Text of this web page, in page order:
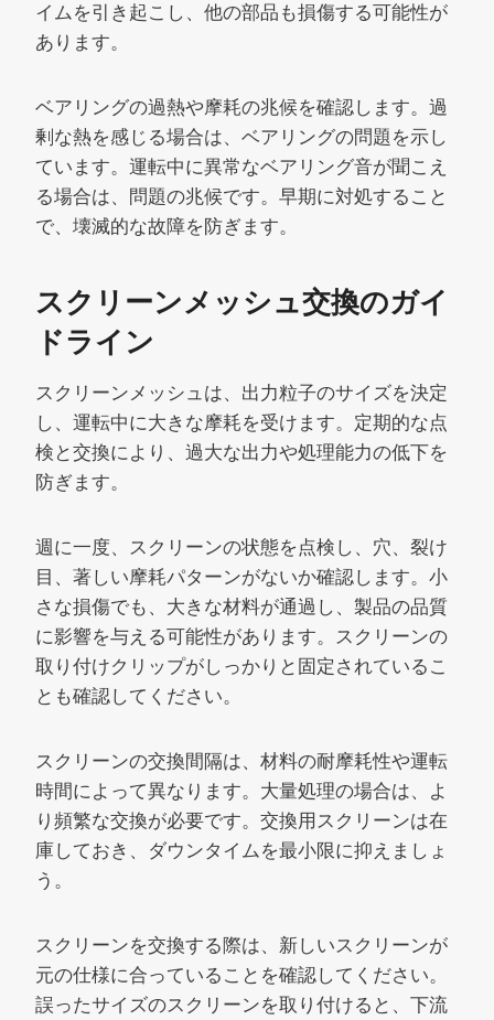
イムを引き起こし、他の部品も損傷する可能性が
あります。
ベアリングの過熱や摩耗の兆候を確認します。過
剰な熱を感じる場合は、ベアリングの問題を示し
ています。運転中に異常なベアリング音が聞こえ
る場合は、問題の兆候です。早期に対処すること
で、壊滅的な故障を防ぎます。
スクリーンメッシュ交換のガイ
ドライン
スクリーンメッシュは、出力粒子のサイズを決定
し、運転中に大きな摩耗を受けます。定期的な点
検と交換により、過大な出力や処理能力の低下を
防ぎます。
週に一度、スクリーンの状態を点検し、穴、裂け
目、著しい摩耗パターンがないか確認します。小
さな損傷でも、大きな材料が通過し、製品の品質
に影響を与える可能性があります。スクリーンの
取り付けクリップがしっかりと固定されているこ
とも確認してください。
スクリーンの交換間隔は、材料の耐摩耗性や運転
時間によって異なります。大量処理の場合は、よ
り頻繁な交換が必要です。交換用スクリーンは在
庫しておき、ダウンタイムを最小限に抑えましょ
う。
スクリーンを交換する際は、新しいスクリーンが
元の仕様に合っていることを確認してください。
誤ったサイズのスクリーンを取り付けると、下流